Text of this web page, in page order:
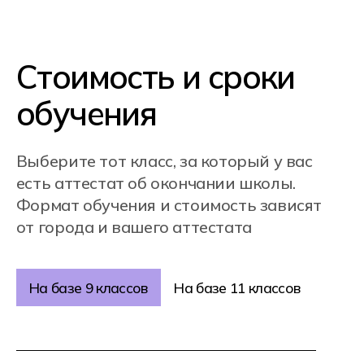
сопровождать вас на каждом этапе:
от поступления в колледж
до трудоустройства.
Мы поддерживаем вас в обучении
и помогаем с адаптацией
в профессии.
Помощь в трудоустройстве.
Мы гарантируем стажировки,
и активно поддерживаем в поиске
работы. В нашем карьерном центре